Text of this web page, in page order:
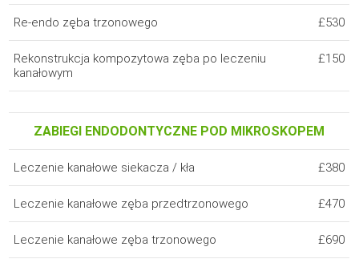
Re-endo zęba trzonowego £530
Rekonstrukcja kompozytowa zęba po leczeniu
kanałowym
£150
ZABIEGI ENDODONTYCZNE POD MIKROSKOPEM
Leczenie kanałowe siekacza / kła £380
Leczenie kanałowe zęba przedtrzonowego £470
Leczenie kanałowe zęba trzonowego £690